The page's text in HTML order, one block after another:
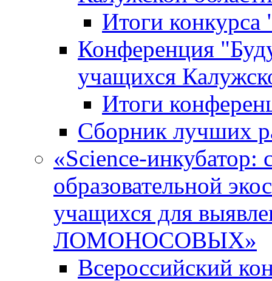
Итоги
Конференция
учащихся
Итоги
Сборник лучших
«Science-инкубатор:
образовательной
учащихся для
ЛОМОНОСОВЫХ»
Всероссийский